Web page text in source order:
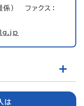
） ファクス：
は